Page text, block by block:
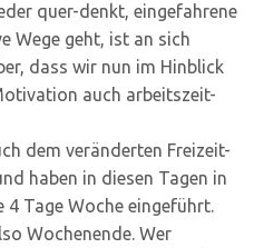
quer-denkt, eingefahrene
Wege geht, ist an sich
dass wir nun im Hinblick
auch arbeitszeit-
dem veränderten Freizeit-
haben in diesen Tagen in
Tage Woche eingeführt.
Wochenende. Wer